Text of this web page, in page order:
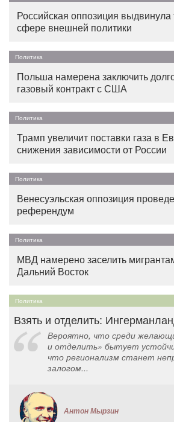
Российская оппозиция
сфере внешней политики
Политика
Польша намерена заключить
газовый контракт с США
Политика
Трамп увеличит поставки газа в
снижения зависимости от России
Политика
Венесуэльская оппозиция
референдум
Политика
МВД намерено заселить
Дальний Восток
Политика
Взять и отделить:
Вероятно, что среди
и отделить» бытует
что регионализм станет
залогом...
Антон Мырзин